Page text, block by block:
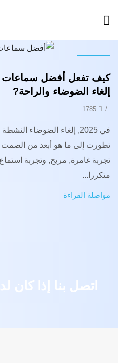
إلغاء الضوضاء والراحة?
/
1785
في 2025, إلغاء الضوضاء
تطورت إلى ما هو أبعد من الصمت
تجربة غامرة, مريح, وتجربة
متكررا...
مواصلة القراءة
اتصل بنا إذا كان